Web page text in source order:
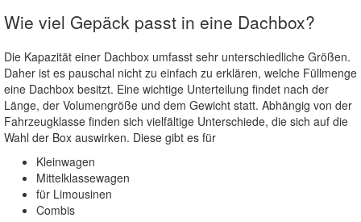
Wie viel Gepäck passt in eine Dachbox?
Die Kapazität einer Dachbox umfasst sehr unterschiedliche Größen.
Daher ist es pauschal nicht zu einfach zu erklären, welche Füllmenge
eine Dachbox besitzt. Eine wichtige Unterteilung findet nach der
Länge, der Volumengröße und dem Gewicht statt. Abhängig von der
Fahrzeugklasse finden sich vielfältige Unterschiede, die sich auf die
Wahl der Box auswirken. Diese gibt es für
Kleinwagen
Mittelklassewagen
für Limousinen
Combis